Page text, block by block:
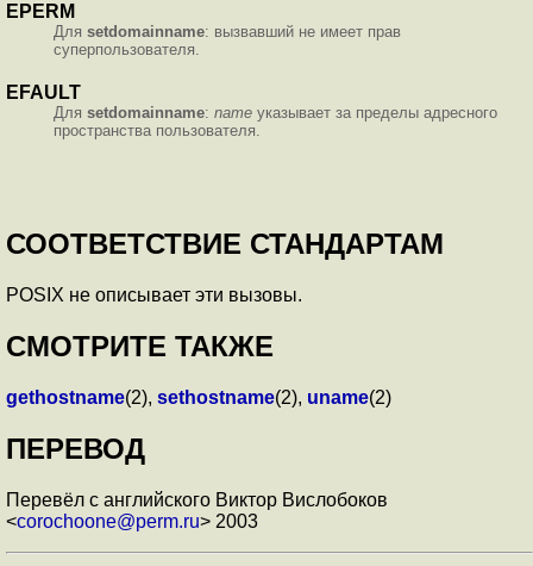
EPERM
Для setdomainname: вызвавший не имеет прав
суперпользователя.
EFAULT
Для setdomainname: name указывает за пределы адресного
пространства пользователя.
СООТВЕТСТВИЕ СТАНДАРТАМ
POSIX не описывает эти вызовы.
СМОТРИТЕ ТАКЖЕ
gethostname(2), sethostname(2), uname(2)
ПЕРЕВОД
Перевёл с английского Виктор Вислобоков
<corochoone@perm.ru> 2003